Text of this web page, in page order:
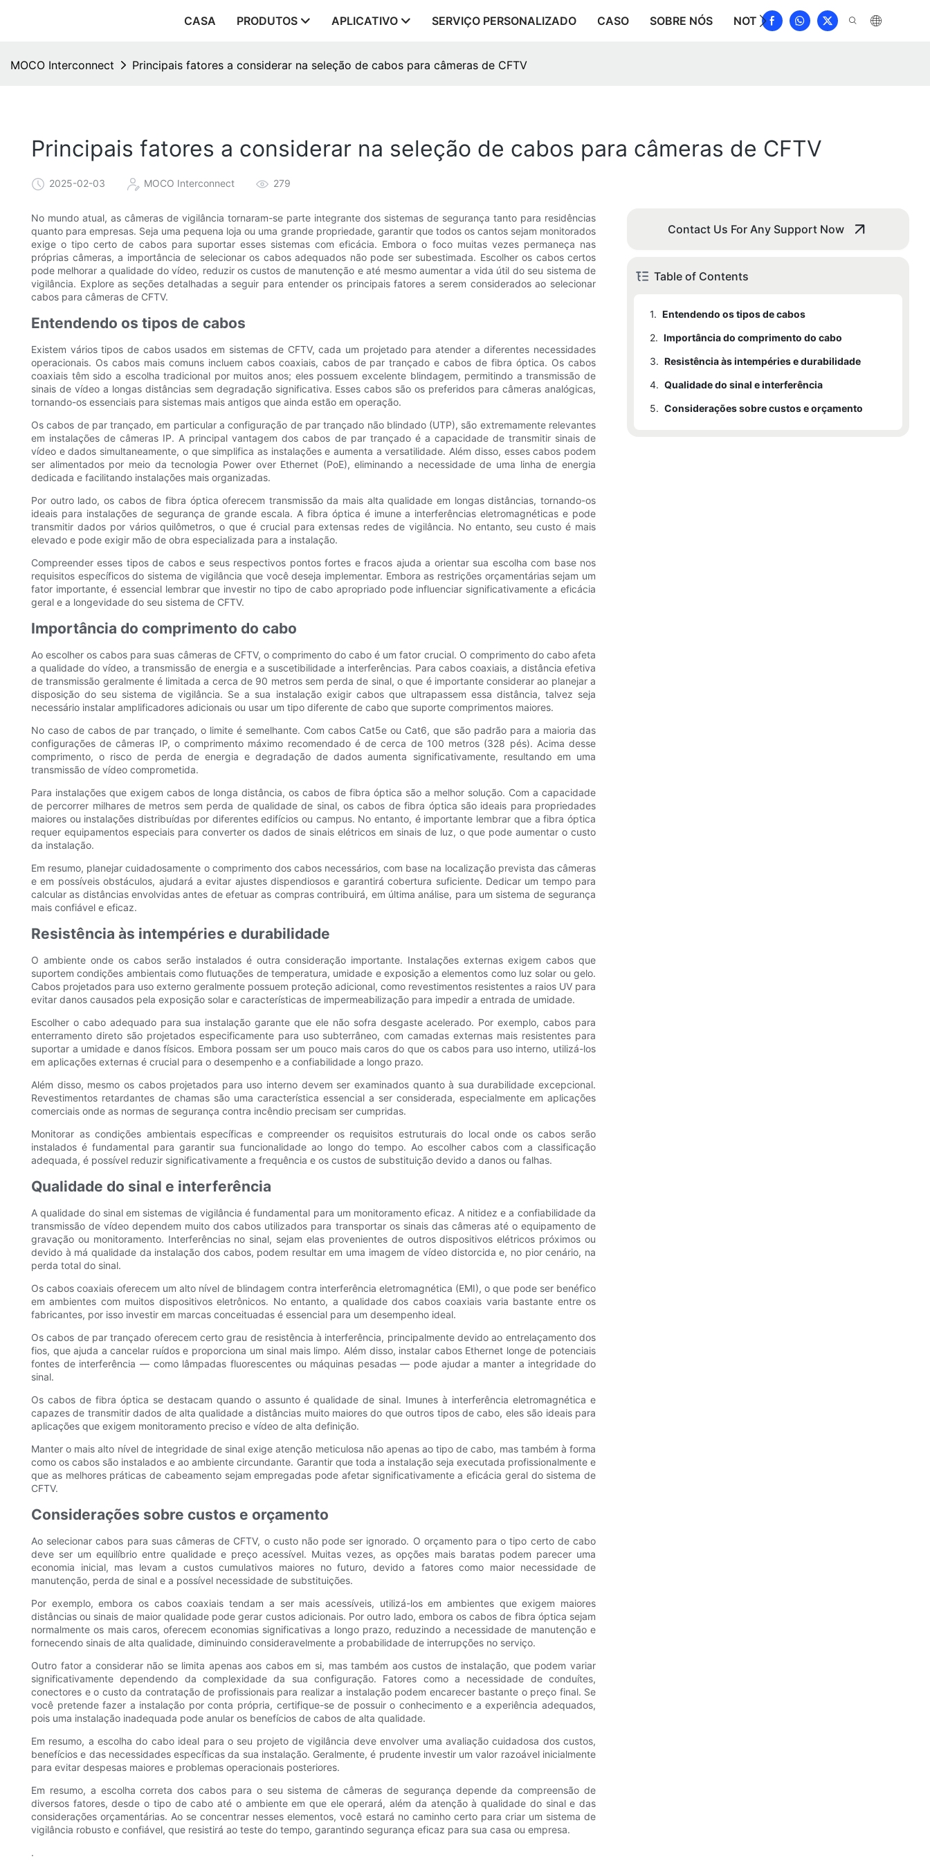
CASA PRODUTOS APLICATIVO SERVIÇO PERSONALIZADO CASO SOBRE NÓS NOTÍCIAS DOWNLOAD
MOCO Interconnect Principais fatores a considerar na seleção de cabos para câmeras de CFTV
Principais fatores a considerar na seleção de cabos para câmeras de CFTV
2025-02-03 MOCO Interconnect 279
No mundo atual, as câmeras de vigilância tornaram-se parte integrante dos sistemas de segurança tanto para residências
quanto para empresas. Seja uma pequena loja ou uma grande propriedade, garantir que todos os cantos sejam monitorados
exige o tipo certo de cabos para suportar esses sistemas com eficácia. Embora o foco muitas vezes permaneça nas
próprias câmeras, a importância de selecionar os cabos adequados não pode ser subestimada. Escolher os cabos certos
pode melhorar a qualidade do vídeo, reduzir os custos de manutenção e até mesmo aumentar a vida útil do seu sistema de
vigilância. Explore as seções detalhadas a seguir para entender os principais fatores a serem considerados ao selecionar
cabos para câmeras de CFTV.
Entendendo os tipos de cabos
Existem vários tipos de cabos usados ​​em sistemas de CFTV, cada um projetado para atender a diferentes necessidades
operacionais. Os cabos mais comuns incluem cabos coaxiais, cabos de par trançado e cabos de fibra óptica. Os cabos
coaxiais têm sido a escolha tradicional por muitos anos; eles possuem excelente blindagem, permitindo a transmissão de
sinais de vídeo a longas distâncias sem degradação significativa. Esses cabos são os preferidos para câmeras analógicas,
tornando-os essenciais para sistemas mais antigos que ainda estão em operação.
Os cabos de par trançado, em particular a configuração de par trançado não blindado (UTP), são extremamente relevantes
em instalações de câmeras IP. A principal vantagem dos cabos de par trançado é a capacidade de transmitir sinais de
vídeo e dados simultaneamente, o que simplifica as instalações e aumenta a versatilidade. Além disso, esses cabos podem
ser alimentados por meio da tecnologia Power over Ethernet (PoE), eliminando a necessidade de uma linha de energia
dedicada e facilitando instalações mais organizadas.
Por outro lado, os cabos de fibra óptica oferecem transmissão da mais alta qualidade em longas distâncias, tornando-os
ideais para instalações de segurança de grande escala. A fibra óptica é imune a interferências eletromagnéticas e pode
transmitir dados por vários quilômetros, o que é crucial para extensas redes de vigilância. No entanto, seu custo é mais
elevado e pode exigir mão de obra especializada para a instalação.
Compreender esses tipos de cabos e seus respectivos pontos fortes e fracos ajuda a orientar sua escolha com base nos
requisitos específicos do sistema de vigilância que você deseja implementar. Embora as restrições orçamentárias sejam um
fator importante, é essencial lembrar que investir no tipo de cabo apropriado pode influenciar significativamente a eficácia
geral e a longevidade do seu sistema de CFTV.
Importância do comprimento do cabo
Ao escolher os cabos para suas câmeras de CFTV, o comprimento do cabo é um fator crucial. O comprimento do cabo afeta
a qualidade do vídeo, a transmissão de energia e a suscetibilidade a interferências. Para cabos coaxiais, a distância efetiva
de transmissão geralmente é limitada a cerca de 90 metros sem perda de sinal, o que é importante considerar ao planejar a
disposição do seu sistema de vigilância. Se a sua instalação exigir cabos que ultrapassem essa distância, talvez seja
necessário instalar amplificadores adicionais ou usar um tipo diferente de cabo que suporte comprimentos maiores.
No caso de cabos de par trançado, o limite é semelhante. Com cabos Cat5e ou Cat6, que são padrão para a maioria das
configurações de câmeras IP, o comprimento máximo recomendado é de cerca de 100 metros (328 pés). Acima desse
comprimento, o risco de perda de energia e degradação de dados aumenta significativamente, resultando em uma
transmissão de vídeo comprometida.
Para instalações que exigem cabos de longa distância, os cabos de fibra óptica são a melhor solução. Com a capacidade
de percorrer milhares de metros sem perda de qualidade de sinal, os cabos de fibra óptica são ideais para propriedades
maiores ou instalações distribuídas por diferentes edifícios ou campus. No entanto, é importante lembrar que a fibra óptica
requer equipamentos especiais para converter os dados de sinais elétricos em sinais de luz, o que pode aumentar o custo
da instalação.
Em resumo, planejar cuidadosamente o comprimento dos cabos necessários, com base na localização prevista das câmeras
e em possíveis obstáculos, ajudará a evitar ajustes dispendiosos e garantirá cobertura suficiente. Dedicar um tempo para
calcular as distâncias envolvidas antes de efetuar as compras contribuirá, em última análise, para um sistema de segurança
mais confiável e eficaz.
Resistência às intempéries e durabilidade
O ambiente onde os cabos serão instalados é outra consideração importante. Instalações externas exigem cabos que
suportem condições ambientais como flutuações de temperatura, umidade e exposição a elementos como luz solar ou gelo.
Cabos projetados para uso externo geralmente possuem proteção adicional, como revestimentos resistentes a raios UV para
evitar danos causados ​​pela exposição solar e características de impermeabilização para impedir a entrada de umidade.
Escolher o cabo adequado para sua instalação garante que ele não sofra desgaste acelerado. Por exemplo, cabos para
enterramento direto são projetados especificamente para uso subterrâneo, com camadas externas mais resistentes para
suportar a umidade e danos físicos. Embora possam ser um pouco mais caros do que os cabos para uso interno, utilizá-los
em aplicações externas é crucial para o desempenho e a confiabilidade a longo prazo.
Além disso, mesmo os cabos projetados para uso interno devem ser examinados quanto à sua durabilidade excepcional.
Revestimentos retardantes de chamas são uma característica essencial a ser considerada, especialmente em aplicações
comerciais onde as normas de segurança contra incêndio precisam ser cumpridas.
Monitorar as condições ambientais específicas e compreender os requisitos estruturais do local onde os cabos serão
instalados é fundamental para garantir sua funcionalidade ao longo do tempo. Ao escolher cabos com a classificação
adequada, é possível reduzir significativamente a frequência e os custos de substituição devido a danos ou falhas.
Qualidade do sinal e interferência
A qualidade do sinal em sistemas de vigilância é fundamental para um monitoramento eficaz. A nitidez e a confiabilidade da
transmissão de vídeo dependem muito dos cabos utilizados para transportar os sinais das câmeras até o equipamento de
gravação ou monitoramento. Interferências no sinal, sejam elas provenientes de outros dispositivos elétricos próximos ou
devido à má qualidade da instalação dos cabos, podem resultar em uma imagem de vídeo distorcida e, no pior cenário, na
perda total do sinal.
Os cabos coaxiais oferecem um alto nível de blindagem contra interferência eletromagnética (EMI), o que pode ser benéfico
em ambientes com muitos dispositivos eletrônicos. No entanto, a qualidade dos cabos coaxiais varia bastante entre os
fabricantes, por isso investir em marcas conceituadas é essencial para um desempenho ideal.
Os cabos de par trançado oferecem certo grau de resistência à interferência, principalmente devido ao entrelaçamento dos
fios, que ajuda a cancelar ruídos e proporciona um sinal mais limpo. Além disso, instalar cabos Ethernet longe de potenciais
fontes de interferência — como lâmpadas fluorescentes ou máquinas pesadas — pode ajudar a manter a integridade do
sinal.
Os cabos de fibra óptica se destacam quando o assunto é qualidade de sinal. Imunes à interferência eletromagnética e
capazes de transmitir dados de alta qualidade a distâncias muito maiores do que outros tipos de cabo, eles são ideais para
aplicações que exigem monitoramento preciso e vídeo de alta definição.
Manter o mais alto nível de integridade de sinal exige atenção meticulosa não apenas ao tipo de cabo, mas também à forma
como os cabos são instalados e ao ambiente circundante. Garantir que toda a instalação seja executada profissionalmente e
que as melhores práticas de cabeamento sejam empregadas pode afetar significativamente a eficácia geral do sistema de
CFTV.
Considerações sobre custos e orçamento
Ao selecionar cabos para suas câmeras de CFTV, o custo não pode ser ignorado. O orçamento para o tipo certo de cabo
deve ser um equilíbrio entre qualidade e preço acessível. Muitas vezes, as opções mais baratas podem parecer uma
economia inicial, mas levam a custos cumulativos maiores no futuro, devido a fatores como maior necessidade de
manutenção, perda de sinal e a possível necessidade de substituições.
Por exemplo, embora os cabos coaxiais tendam a ser mais acessíveis, utilizá-los em ambientes que exigem maiores
distâncias ou sinais de maior qualidade pode gerar custos adicionais. Por outro lado, embora os cabos de fibra óptica sejam
normalmente os mais caros, oferecem economias significativas a longo prazo, reduzindo a necessidade de manutenção e
fornecendo sinais de alta qualidade, diminuindo consideravelmente a probabilidade de interrupções no serviço.
Outro fator a considerar não se limita apenas aos cabos em si, mas também aos custos de instalação, que podem variar
significativamente dependendo da complexidade da sua configuração. Fatores como a necessidade de conduítes,
conectores e o custo da contratação de profissionais para realizar a instalação podem encarecer bastante o preço final. Se
você pretende fazer a instalação por conta própria, certifique-se de possuir o conhecimento e a experiência adequados,
pois uma instalação inadequada pode anular os benefícios de cabos de alta qualidade.
Em resumo, a escolha do cabo ideal para o seu projeto de vigilância deve envolver uma avaliação cuidadosa dos custos,
benefícios e das necessidades específicas da sua instalação. Geralmente, é prudente investir um valor razoável inicialmente
para evitar despesas maiores e problemas operacionais posteriores.
Em resumo, a escolha correta dos cabos para o seu sistema de câmeras de segurança depende da compreensão de
diversos fatores, desde o tipo de cabo até o ambiente em que ele operará, além da atenção à qualidade do sinal e das
considerações orçamentárias. Ao se concentrar nesses elementos, você estará no caminho certo para criar um sistema de
vigilância robusto e confiável, que resistirá ao teste do tempo, garantindo segurança eficaz para sua casa ou empresa.
.
Contact Us For Any Support Now
Table of Contents
1. Entendendo os tipos de cabos
2. Importância do comprimento do cabo
3. Resistência às intempéries e durabilidade
4. Qualidade do sinal e interferência
5. Considerações sobre custos e orçamento